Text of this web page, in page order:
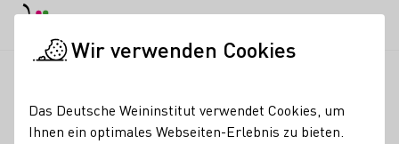
Countdown zu Wahl der
Wir verwenden Cookies
Das Deutsche Weininstitut verwendet Cookies, um
Ihnen ein optimales Webseiten-Erlebnis zu bieten.